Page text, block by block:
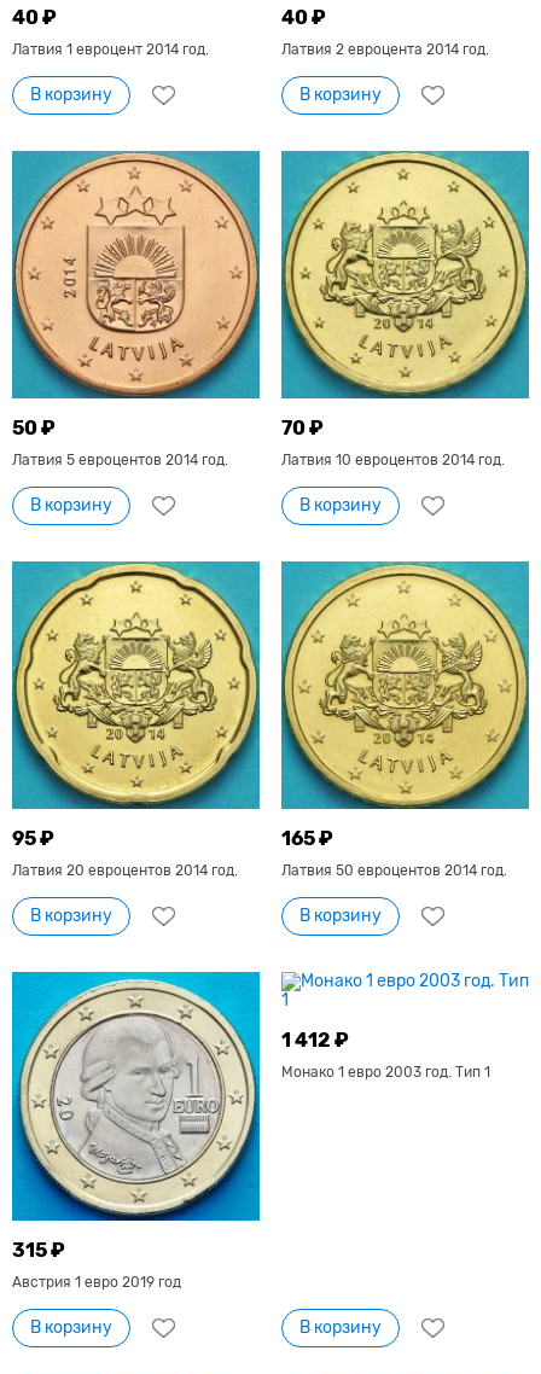
40 ₽
Латвия 1 евроцент 2014 год.
В корзину
40 ₽
Латвия 2 евроцента 2014 год.
В корзину
50 ₽
Латвия 5 евроцентов 2014 год.
В корзину
70 ₽
Латвия 10 евроцентов 2014 год.
В корзину
95 ₽
Латвия 20 евроцентов 2014 год.
В корзину
165 ₽
Латвия 50 евроцентов 2014 год.
В корзину
315 ₽
Австрия 1 евро 2019 год
В корзину
1 412 ₽
Монако 1 евро 2003 год. Тип 1
В корзину